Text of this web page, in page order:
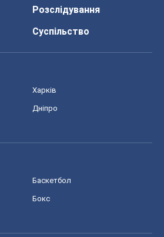
Розслідування
Суспільство
Харків
Дніпро
Баскетбол
Бокс